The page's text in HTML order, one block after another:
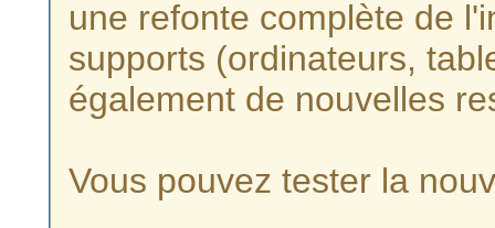
une refonte complète de
supports (ordinateurs,
également de nouvelles
Vous pouvez tester la